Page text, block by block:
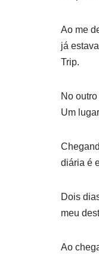
Ao me
já
Trip.
No
Um
diária é
Dois
meu
Ao